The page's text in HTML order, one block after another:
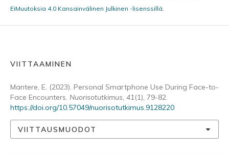
EiMuutoksia 4.0 Kansainvälinen Julkinen -lisenssillä.
VIITTAAMINEN
Mantere, E. (2023). Personal Smartphone Use During Face-to-
Face Encounters. Nuorisotutkimus, 41(1), 79-82.
https://doi.org/10.57049/nuorisotutkimus.9128220
VIITTAUSMUODOT